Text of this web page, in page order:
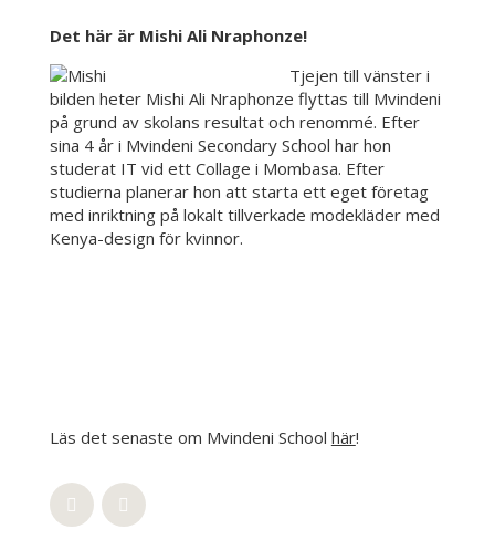
Det här är Mishi Ali Nraphonze!
Tjejen till vänster i
bilden heter Mishi Ali Nraphonze flyttas till Mvindeni
på grund av skolans resultat och renommé. Efter
sina 4 år i Mvindeni Secondary School har hon
studerat IT vid ett Collage i Mombasa. Efter
studierna planerar hon att starta ett eget företag
med inriktning på lokalt tillverkade modekläder med
Kenya-design för kvinnor.
Läs det senaste om Mvindeni School här!